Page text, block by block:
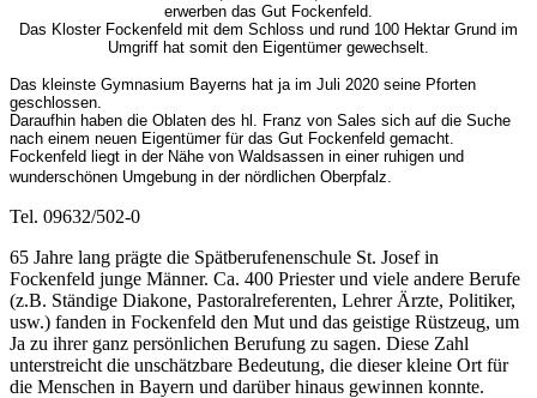
erwerben das Gut Fockenfeld.
Das Kloster Fockenfeld mit dem Schloss und rund 100 Hektar Grund im
Umgriff hat somit den Eigentümer gewechselt.
Das kleinste Gymnasium Bayerns hat ja im Juli 2020 seine Pforten
geschlossen.
Daraufhin haben die Oblaten des hl. Franz von Sales sich auf die Suche
nach einem neuen Eigentümer für das Gut Fockenfeld gemacht.
Fockenfeld liegt in der Nähe von Waldsassen in einer ruhigen und
wunderschönen Umgebung in der nördlichen Oberpfalz.
Tel. 09632/502-0
65 Jahre lang prägte die Spätberufenenschule St. Josef in
Fockenfeld junge Männer. Ca. 400 Priester und viele andere Berufe
(z.B. Ständige Diakone, Pastoralreferenten, Lehrer Ärzte, Politiker,
usw.) fanden in Fockenfeld den Mut und das geistige Rüstzeug, um
Ja zu ihrer ganz persönlichen Berufung zu sagen. Diese Zahl
unterstreicht die unschätzbare Bedeutung, die dieser kleine Ort für
die Menschen in Bayern und darüber hinaus gewinnen konnte.